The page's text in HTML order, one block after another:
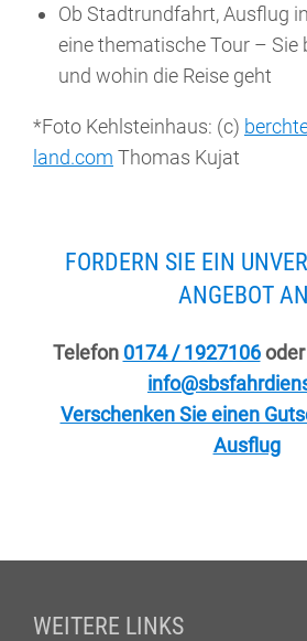
Ob Stadtrundfahrt, Ausflug
eine thematische Tour – Sie
und wohin die Reise geht
*Foto Kehlsteinhaus: (c)
land.com Thomas Kujat
FORDERN SIE EIN
ANGEBOT
Telefon 0174 / 1927106oder
Verschenken Sie einen
Ausflug
WEITERE LINKS